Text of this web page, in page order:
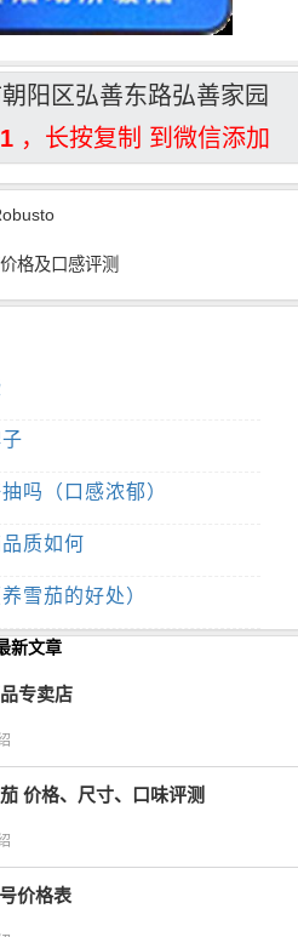
阳区弘善东路弘善家园
，长按复制 到微信添加
格及口感评测
吗（口感浓郁）
质如何
雪茄的好处）
新文章
专卖店
价格、尺寸、口味评测
价格表